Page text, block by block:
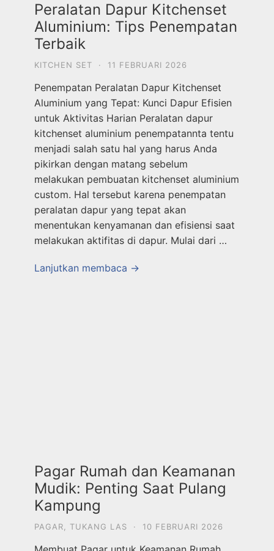
Peralatan Dapur Kitchenset
Aluminium: Tips Penempatan
Terbaik
KITCHEN SET · 11 FEBRUARI 2026
Penempatan Peralatan Dapur Kitchenset
Aluminium yang Tepat: Kunci Dapur Efisien
untuk Aktivitas Harian Peralatan dapur
kitchenset aluminium penempatannta tentu
menjadi salah satu hal yang harus Anda
pikirkan dengan matang sebelum
melakukan pembuatan kitchenset aluminium
custom. Hal tersebut karena penempatan
peralatan dapur yang tepat akan
menentukan kenyamanan dan efisiensi saat
melakukan aktifitas di dapur. Mulai dari …
Lanjutkan membaca →
Pagar Rumah dan Keamanan
Mudik: Penting Saat Pulang
Kampung
PAGAR TUKANG LAS · 10 FEBRUARI 2026